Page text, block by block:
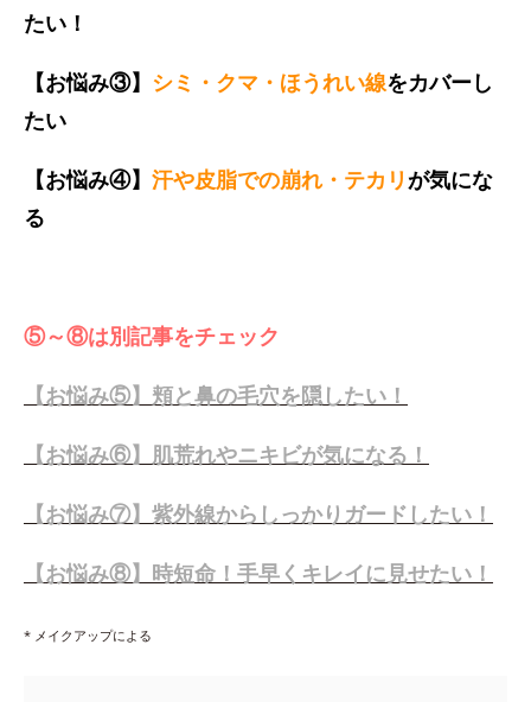
たい！
【お悩み③】 シミ・クマ・ほうれい線をカバーし
たい
【お悩み④】 汗や皮脂での崩れ・テカリ が気にな
る
⑤～⑧は別記事をチェック
【お悩み⑤】頬と鼻の毛穴を隠したい！
【お悩み⑥】肌荒れやニキビが気になる！
【お悩み⑦】紫外線からしっかりガードしたい！
【お悩み⑧】時短命！手早くキレイに見せたい！
* メイクアップによる